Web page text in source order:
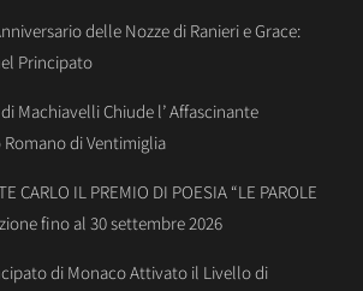
delle Nozze di Ranieri e Grace:
Principato
Machiavelli Chiude l’ Affascinante
Romano di Ventimiglia
CARLO IL PREMIO DI POESIA “LE PAROLE
fino al 30 settembre 2026
di Monaco Attivato il Livello di